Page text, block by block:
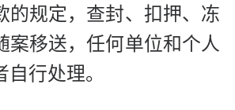
的规定，查封、扣押、冻
案移送，任何单位和个人
行处理。